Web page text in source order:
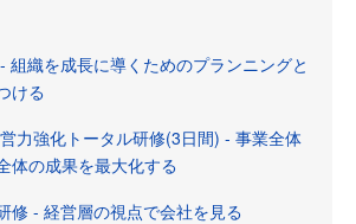
組織を成長に導くためのプランニングと
ける
力強化トータル研修(3日間) - 事業全体
体の成果を最大化する
修 - 経営層の視点で会社を見る